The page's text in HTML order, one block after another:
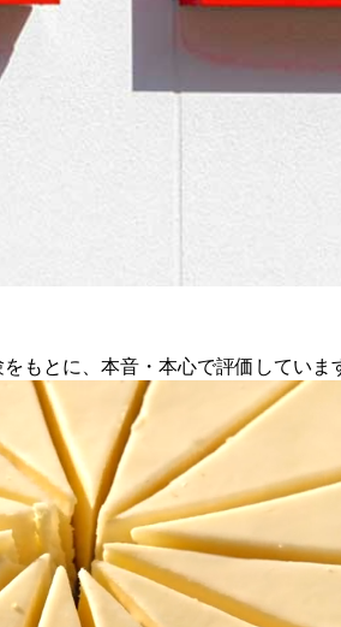
もとに、本音・本心で評価していま